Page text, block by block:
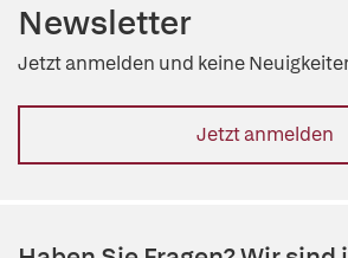
Newsletter
Jetzt anmelden und keine
Jetzt anmelden